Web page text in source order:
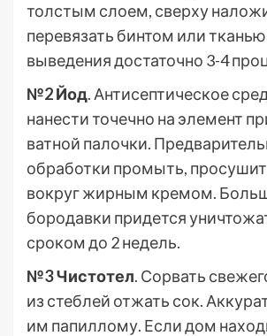
толстым слоем, сверху
перевязать бинтом или
выведения достаточно 3-4
№2 Йод. Антисептическое
нанести точечно на элемент
ватной палочки.
обработки промыть,
вокруг жирным кремом.
бородавки придется
сроком до 2 недель.
№3 Чистотел. Сорвать
из стеблей отжать сок.
им папиллому. Если дом